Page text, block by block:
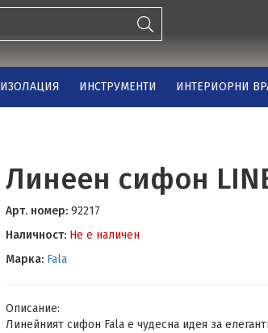
ИЗОЛАЦИЯ ИНСТРУМЕНТИ ИНТЕРИОРНИ
Линеен сифон
Арт. номер: 92217
Наличност: Не е наличен
Марка: Fala
Описание:
Линейният сифон Fala е чудесна идея за